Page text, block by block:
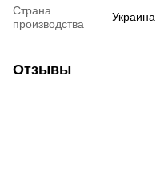
Страна
производства
Украина
Отзывы